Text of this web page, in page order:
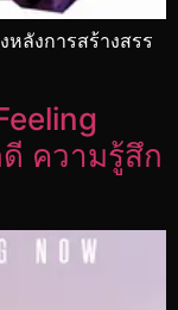
หลังการสร้างสรร
ความรู้สึก